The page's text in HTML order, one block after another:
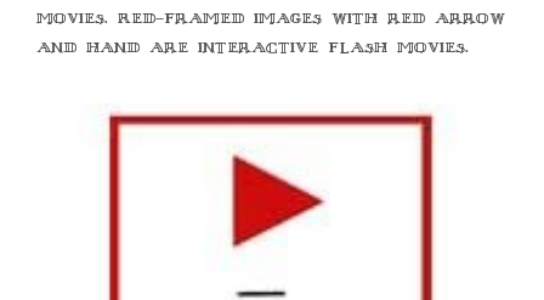
movies. Red-framed images with red arrow
and hand are interactive flash movies.